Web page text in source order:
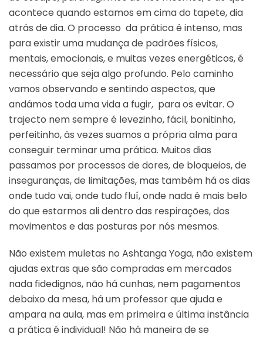
acontece quando estamos em cima do tapete, dia
atrás de dia. O processo da prática é intenso, mas
para existir uma mudança de padrões físicos,
mentais, emocionais, e muitas vezes energéticos, é
necessário que seja algo profundo. Pelo caminho
vamos observando e sentindo aspectos, que
andámos toda uma vida a fugir, para os evitar. O
trajecto nem sempre é levezinho, fácil, bonitinho,
perfeitinho, às vezes suamos a própria alma para
conseguir terminar uma prática. Muitos dias
passamos por processos de dores, de bloqueios, de
inseguranças, de limitações, mas também há os dias
onde tudo vai, onde tudo fluí, onde nada é mais belo
do que estarmos ali dentro das respirações, dos
movimentos e das posturas por nós mesmos.
Não existem muletas no Ashtanga Yoga, não existem
ajudas extras que são compradas em mercados
nada fidedignos, não há cunhas, nem pagamentos
debaixo da mesa, há um professor que ajuda e
ampara na aula, mas em primeira e última instância
a prática é individual! Não há maneira de se